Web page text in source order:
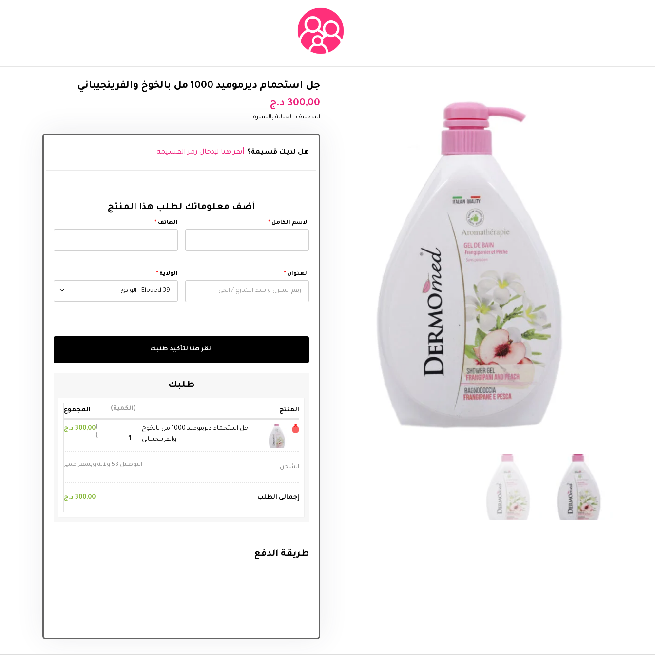
جل استحمام ديرموميد 1000 مل بالخوخ والفرينجيباني
300,00 د.ج
التصنيف: العناية بالبشرة
هل لديك قسيمة؟ أنقر هنا لإدخال رمز القسيمة
أضف معلوماتك لطلب هذا المنتج‬
الاسم الكامل * الهاتف*
العنوان * الولاية *
39 Eloued - الوادي
انقر هنا لتأكيد طلبك
طلبك
المنتج الكمية المجموع
×
جل استحمام ديرموميد 1000 مل بالخوخ
والفرينجيباني
300,00 د.ج
الشحن التوصيل 58 ولاية وبسعر مميز
إجمالي الطلب 300,00 د.ج
طريقة الدفع